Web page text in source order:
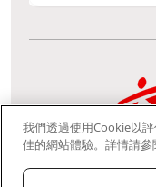
通訊資料更新
我們採用安全通訊端層
資料在你的瀏覽器
慈善
我們透過使用Cookie以
佳的網站體驗。詳情請參